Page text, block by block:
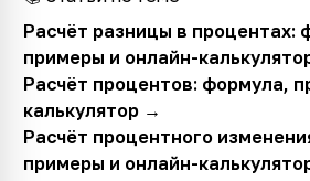
Расчёт разницы в процентах:
примеры и онлайн-
Расчёт процентов: формула,
калькулятор→
Расчёт процентного
примеры и онлайн-